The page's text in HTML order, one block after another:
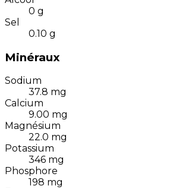
0 g
Sel
0.10 g
Minéraux
Sodium
37.8 mg
Calcium
9.00 mg
Magnésium
22.0 mg
Potassium
346 mg
Phosphore
198 mg